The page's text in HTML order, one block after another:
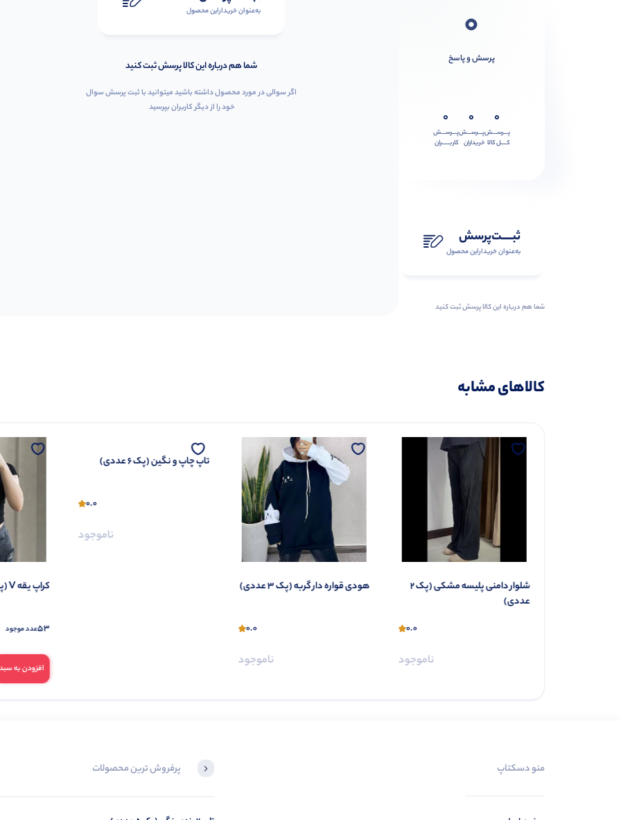
0
پرسش و پاسخ
0
پـــرســـش
کــــل کالا
0
پـــرســـش
خریداران
0
پـــرســـش
کاربـــــران
ثبـــــت‌پرسش
به‌عنوان ‌خریدار‌این‌ محصول
شما هم درباره این کالا پرسش ثبت کنید
به‌عنوان ‌خریدار‌این‌ محصول
شما هم درباره این کالا پرسش ثبت کنید
اگر سوالی در مورد محصول داشته باشید میتوانید با ثبت پرسش سوال
خود را از دیگر کاربران بپرسید
کالاهای مشابه
هودی قواره دار گربه (پک 3 عددی)
0.0
ناموجود
تاپ چاپ و نگین (پک 6 عددی)
0.0
ناموجود
منو دسکتاپ پرفروش ترین محصولات